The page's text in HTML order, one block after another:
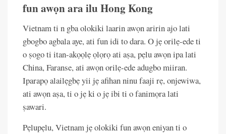
fun awọn ara ilu Hong Kong
Vietnam ti n gba olokiki laarin awọn aririn ajo lati
gbogbo agbala aye, ati fun idi to dara. O jẹ orilẹ-ede ti
o ṣogo ti itan-akọọlẹ ọlọrọ ati aṣa, pẹlu awọn ipa lati
China, Faranse, ati awọn orilẹ-ede adugbo miiran.
Iparapọ alailẹgbẹ yii jẹ afihan ninu faaji rẹ, onjewiwa,
ati awọn aṣa, ti o jẹ ki o jẹ ibi ti o fanimọra lati
ṣawari.
Pẹlupẹlu, Vietnam jẹ olokiki fun awọn eniyan ti o